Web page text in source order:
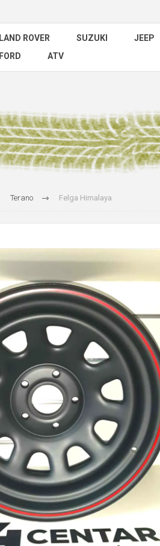
LAND ROVER SUZUKI JEEP
FORD
ATV
Terano Felga Himalaya